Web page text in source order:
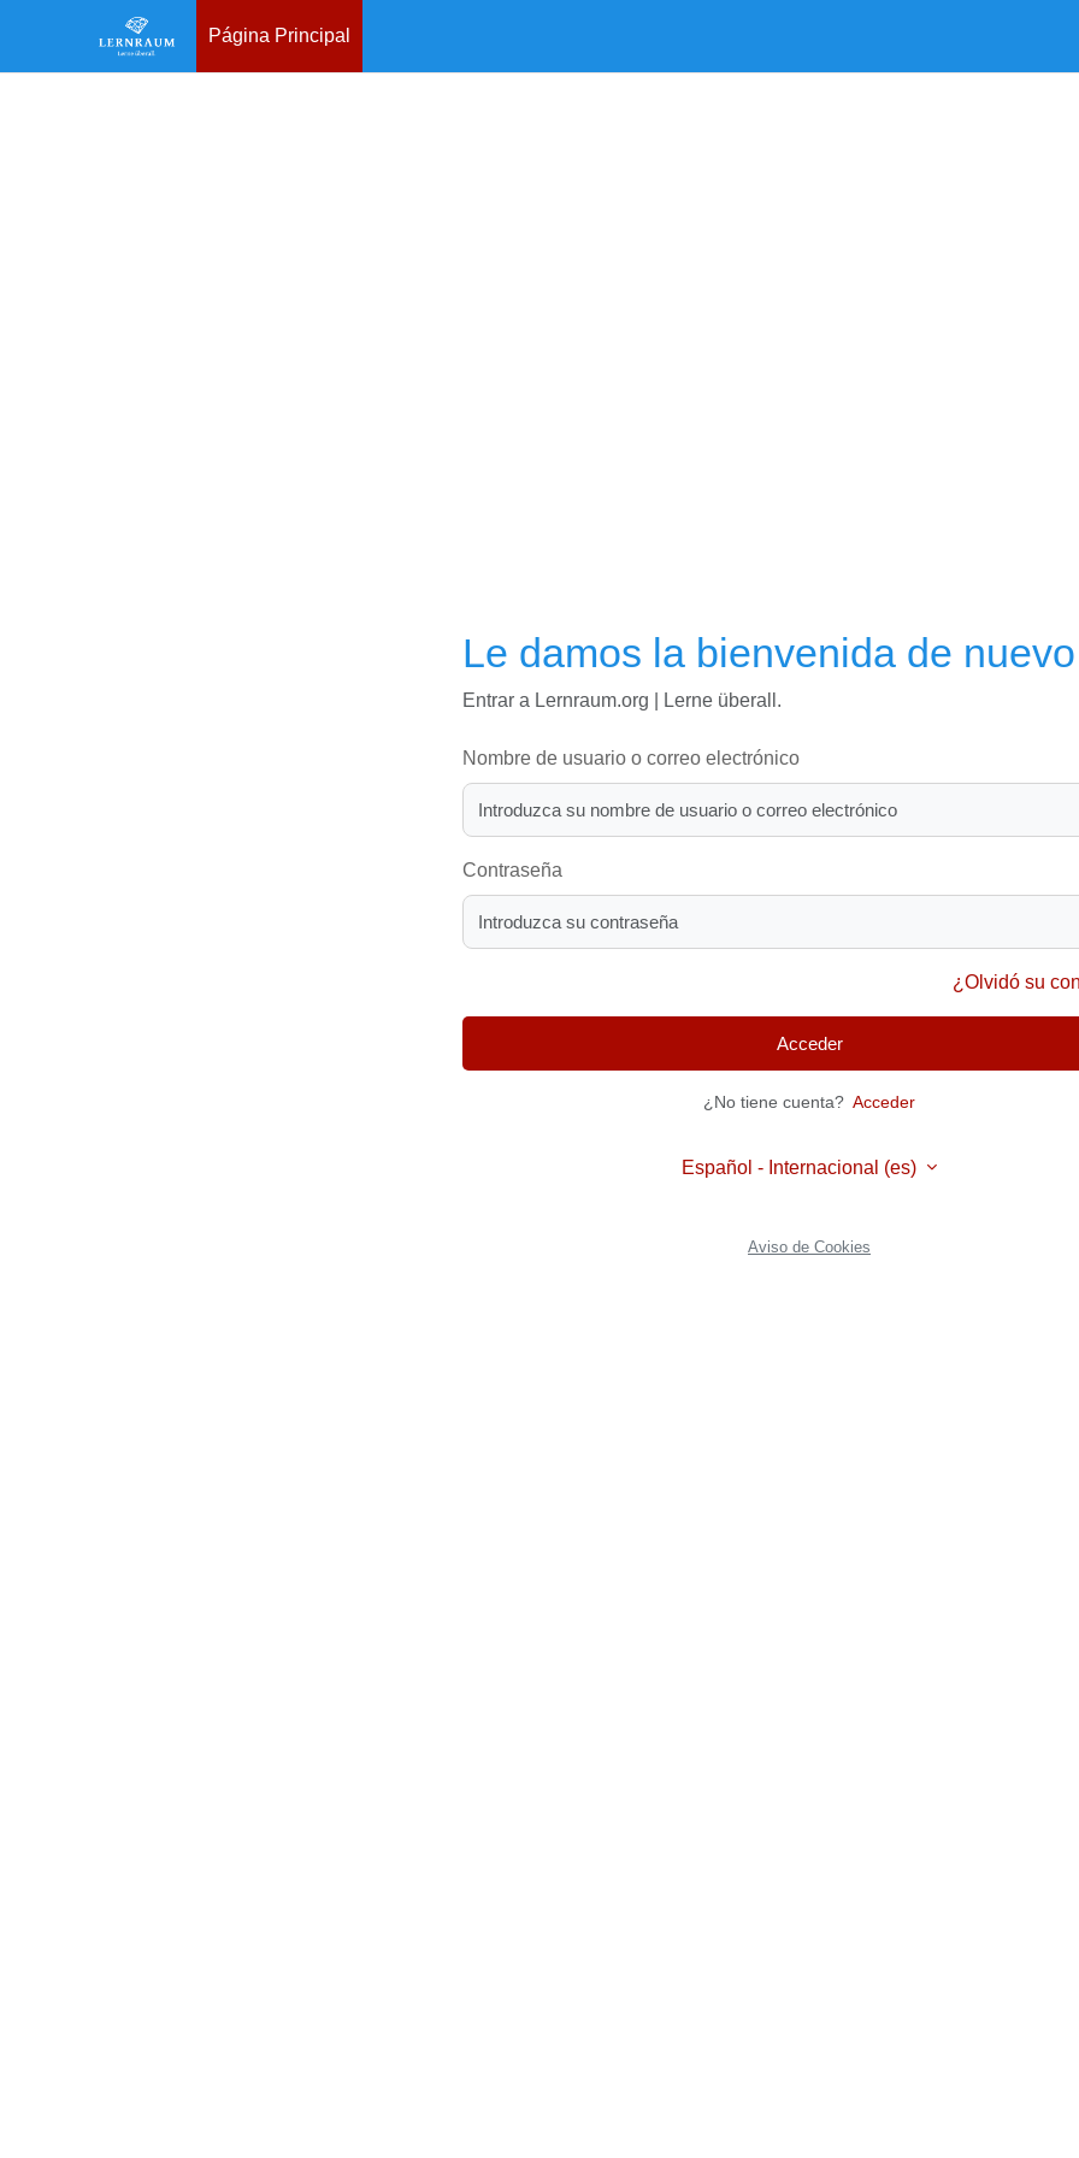
Página Principal
Le damos la bienvenida de nuevo
Entrar a Lernraum.org | Lerne überall.
Nombre de usuario o correo electrónico
Contraseña
¿Olvidó su
Acceder
¿No tiene cuenta? Acceder
Español - Internacional ‎(es)‎
Aviso de Cookies